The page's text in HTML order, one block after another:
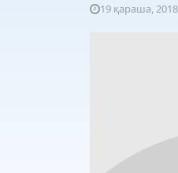
19 қараша, 2018